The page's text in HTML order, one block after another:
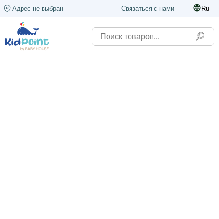
Адрес не выбран Связаться с нами Ru